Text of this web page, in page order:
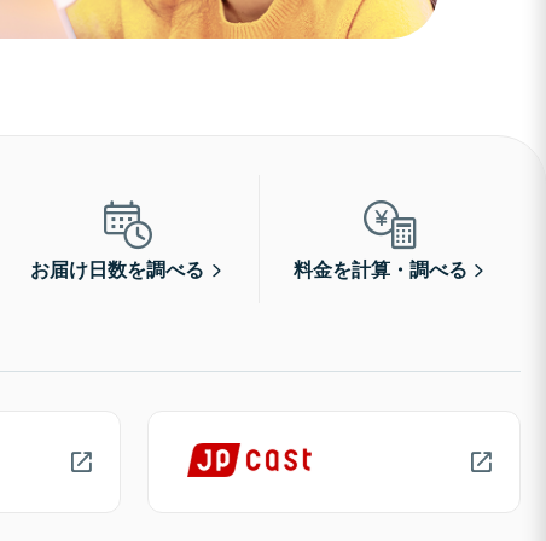
お届け日数を調べる 料金を計算・調べる